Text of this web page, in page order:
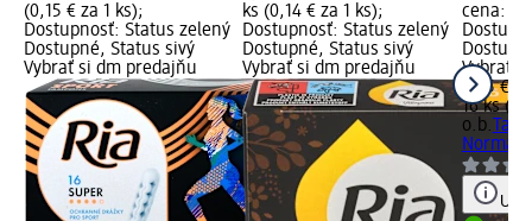
(0,15 € za 1 ks);
Dostupnosť: Status zelený
Dostupné, Status sivý
Vybrať si dm predajňu
ks (0,14 € za 1 ks);
Dostupnosť: Status zelený
Dostupné, Status sivý
Vybrať si dm predajňu
cena: 16
Vybrať
3,45 €
16 ks
o.b.
Normal,